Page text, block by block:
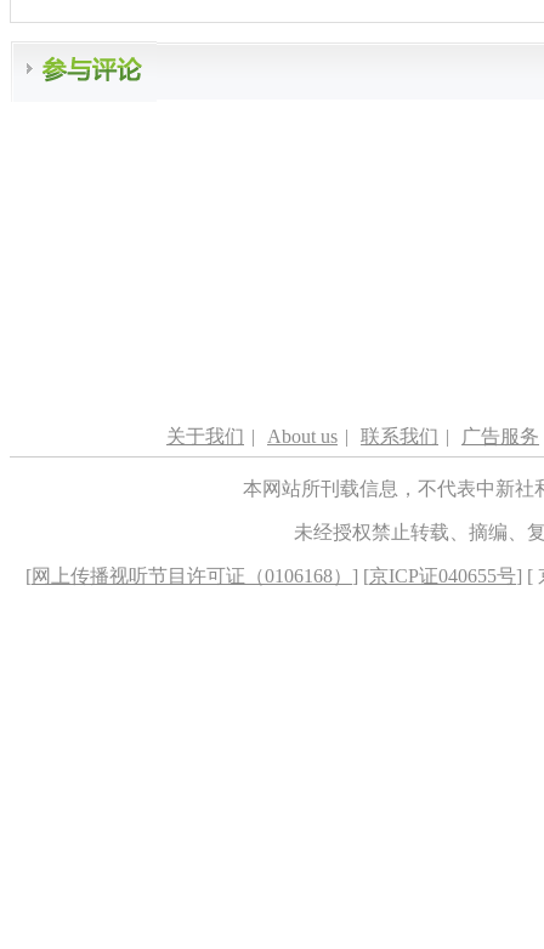
关于我们 | About us | 联系我们 | 广告服务
本网站所刊载信息，不代表中新
未经授权禁止转载、摘编、
[网上传播视听节目许可证（0106168） ] [京ICP证040655号] [